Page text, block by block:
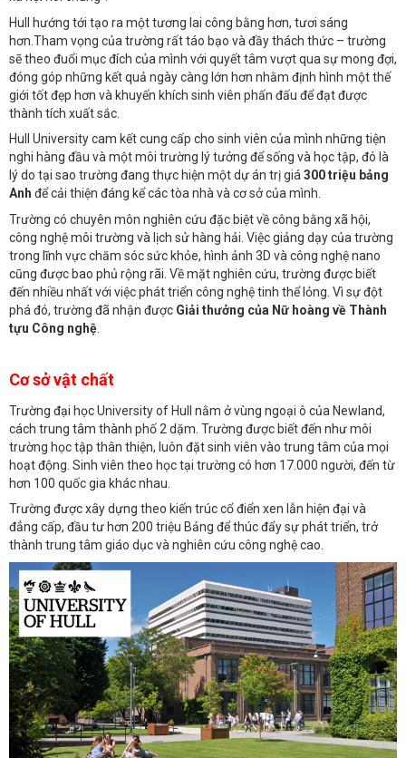
Hull hướng tới tạo ra một tương lai công bằng hơn, tươi sáng
hơn.Tham vọng của trường rất táo bạo và đầy thách thức – trường
sẽ theo đuổi mục đích của mình với quyết tâm vượt qua sự mong đợi,
đóng góp những kết quả ngày càng lớn hơn nhằm định hình một thế
giới tốt đẹp hơn và khuyến khích sinh viên phấn đấu để đạt được
thành tích xuất sắc.
Hull University cam kết cung cấp cho sinh viên của mình những tiện
nghi hàng đầu và một môi trường lý tưởng để sống và học tập, đó là
lý do tại sao trường đang thực hiện một dự án trị giá 300 triệu bảng
Anh để cải thiện đáng kể các tòa nhà và cơ sở của mình.
Trường có chuyên môn nghiên cứu đặc biệt về công bằng xã hội,
công nghệ môi trường và lịch sử hàng hải. Việc giảng dạy của trường
trong lĩnh vực chăm sóc sức khỏe, hình ảnh 3D và công nghệ nano
cũng được bao phủ rộng rãi. Về mặt nghiên cứu, trường được biết
đến nhiều nhất với việc phát triển công nghệ tinh thể lỏng. Vì sự đột
phá đó, trường đã nhận được Giải thưởng của Nữ hoàng về Thành
tựu Công nghệ
Cơ sở vật chất
Trường đại học University of Hull nằm ở vùng ngoại ô của Newland,
cách trung tâm thành phố 2 dặm. Trường được biết đến như môi
trường học tập thân thiện, luôn đặt sinh viên vào trung tâm của mọi
hoạt động. Sinh viên theo học tại trường có hơn 17.000 người, đến từ
hơn 100 quốc gia khác nhau.
Trường được xây dựng theo kiến trúc cổ điển xen lẫn hiện đại và
đẳng cấp, đầu tư hơn 200 triệu Bảng để thúc đẩy sự phát triển, trở
thành trung tâm giáo dục và nghiên cứu công nghệ cao.